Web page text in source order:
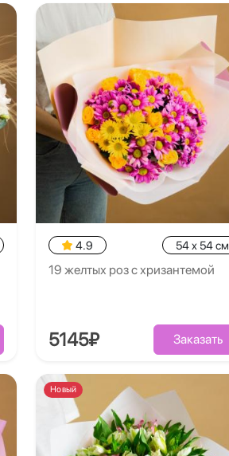
4.9 54 x 54 см
19 желтых роз с хризантемой
5145₽ Заказать
Новый